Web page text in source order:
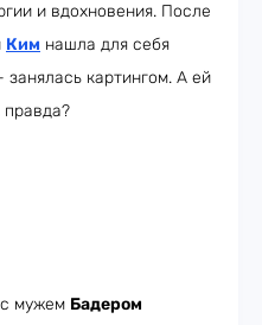
и вдохновения. После
Ким нашла для себя
картингом. А ей
правда?
с мужем Бадером